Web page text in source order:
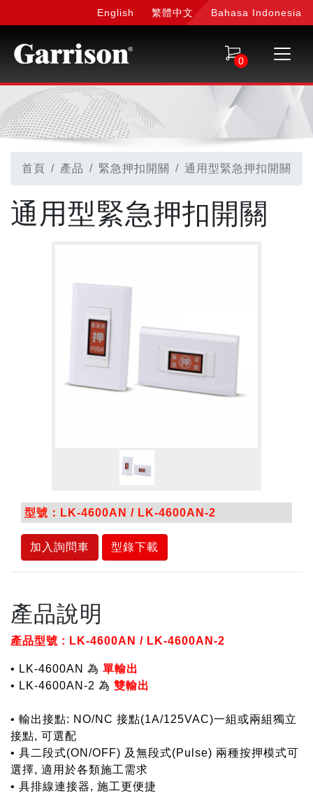
English 繁體中文 Bahasa Indonesia
0
首頁 產品 緊急押扣開關 通用型緊急押扣開關
通用型緊急押扣開關
型號：LK-4600AN / LK-4600AN-2
加入詢問車 型錄下載
產品說明
產品型號 : LK-4600AN / LK-4600AN-2
• LK-4600AN 為 單輸出
• LK-4600AN-2 為 雙輸出
• 輸出接點: NO/NC 接點(1A/125VAC)一組或兩組獨立
接點, 可選配
• 具二段式(ON/OFF) 及無段式(Pulse) 兩種按押模式可
選擇, 適用於各類施工需求
• 具排線連接器, 施工更便捷